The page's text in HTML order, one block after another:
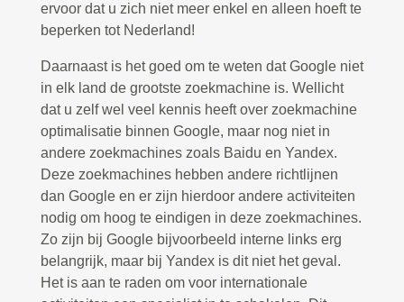
ervoor dat u zich niet meer enkel en alleen hoeft te
beperken tot Nederland!
Daarnaast is het goed om te weten dat Google niet
in elk land de grootste zoekmachine is. Wellicht
dat u zelf wel veel kennis heeft over zoekmachine
optimalisatie binnen Google, maar nog niet in
andere zoekmachines zoals Baidu en Yandex.
Deze zoekmachines hebben andere richtlijnen
dan Google en er zijn hierdoor andere activiteiten
nodig om hoog te eindigen in deze zoekmachines.
Zo zijn bij Google bijvoorbeeld interne links erg
belangrijk, maar bij Yandex is dit niet het geval.
Het is aan te raden om voor internationale